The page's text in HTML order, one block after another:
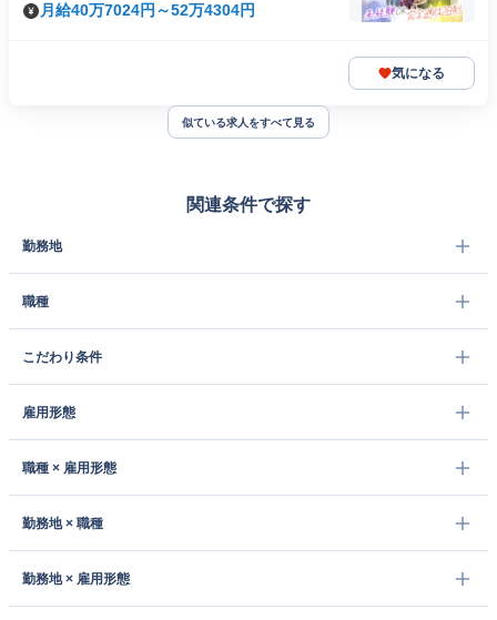
月給40万7024円～52万4304円
気になる
似ている求人をすべて見る
関連条件で探す
勤務地
職種
こだわり条件
雇用形態
職種 × 雇用形態
勤務地 × 職種
勤務地 × 雇用形態